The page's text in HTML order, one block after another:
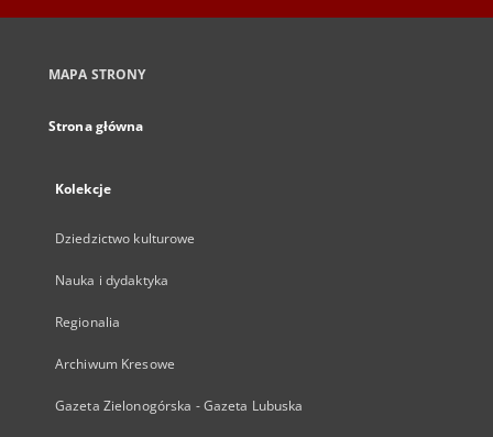
MAPA STRONY
Strona główna
Kolekcje
Dziedzictwo kulturowe
Nauka i dydaktyka
Regionalia
Archiwum Kresowe
Gazeta Zielonogórska - Gazeta Lubuska